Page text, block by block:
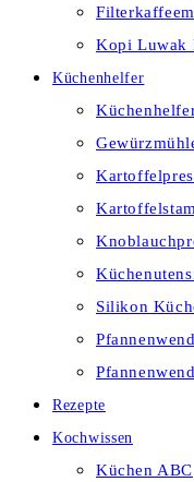
Kopi Luwak
Küchenhelfer
Silikon
Rezepte
Kochwissen
Küchen ABC